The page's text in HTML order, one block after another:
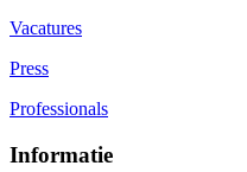
Vacatures
Press
Professionals
Informatie